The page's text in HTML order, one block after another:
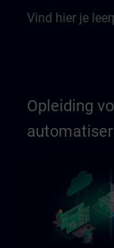
Vind hier je
Opleiding